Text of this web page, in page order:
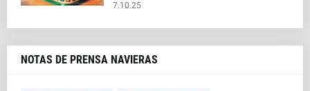
7.10.25
NOTAS DE PRENSA NAVIERAS